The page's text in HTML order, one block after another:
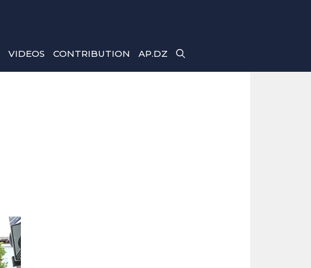
VIDEOS CONTRIBUTION AP.DZ